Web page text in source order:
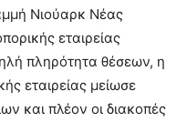
Νιούαρκ Νέας
εταιρείας
πληρότητα θέσεων, η
εταιρείας μείωσε
και πλέον οι διακοπές